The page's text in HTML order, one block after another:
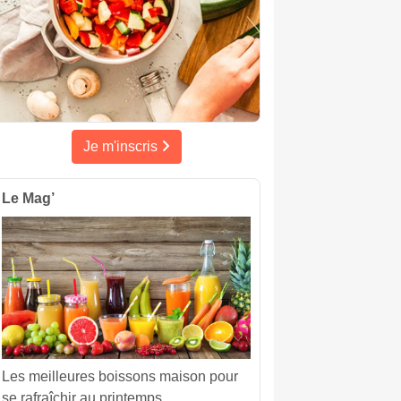
Je m'inscris
Le Mag’
Les meilleures boissons maison pour
se rafraîchir au printemps